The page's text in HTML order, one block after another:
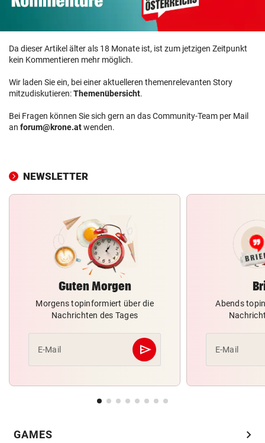
Da dieser Artikel älter als 18 Monate ist, ist zum jetzigen Zeitpunkt
kein Kommentieren mehr möglich.
Wir laden Sie ein, bei einer aktuelleren themenrelevanten Story
mitzudiskutieren:Themenübersicht.
Bei Fragen können Sie sich gern an das Community-Team per Mail
an forum@krone.atwenden.
NEWSLETTER
Guten Morgen
Morgens topinformiert über die
Nachrichten des Tages
E-Mail send
Abschicken
Abends
E-Mail
GAMES chevron_right